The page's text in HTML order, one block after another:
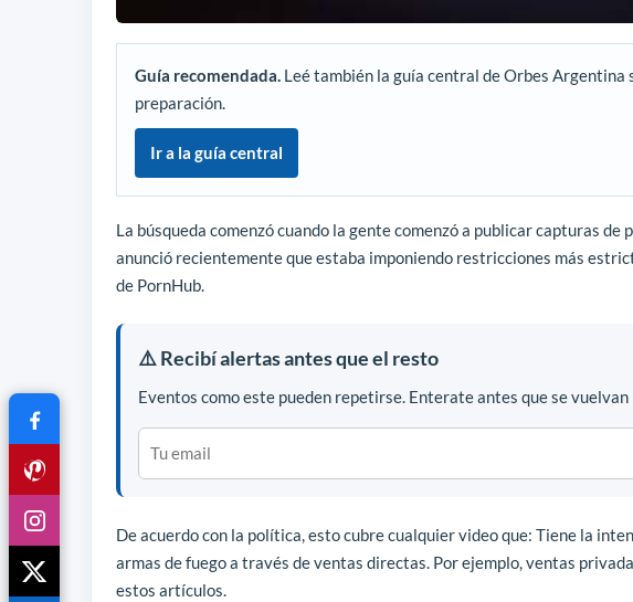
Guía recomendada. Leé también la guía central de Orbes
preparación.
Ir a la guía central
La búsqueda comenzó cuando la gente comenzó a publicar capturas
anunció recientemente que estaba imponiendo restricciones más
de PornHub.
⚠️ Recibí alertas antes que el resto
Eventos como este pueden repetirse. Enterate antes que se
De acuerdo con la política, esto cubre cualquier video que: Tiene la
armas de fuego a través de ventas directas. Por ejemplo, ventas
estos artículos.